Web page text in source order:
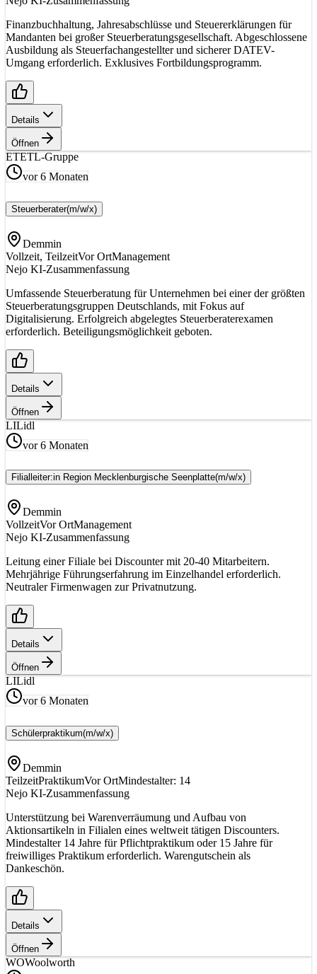
Finanzbuchhaltung, Jahresabschlüsse und Steuererklärungen für
Mandanten bei großer Steuerberatungsgesellschaft. Abgeschlossene
Ausbildung als Steuerfachangestellter und sicherer DATEV-
Umgang erforderlich. Exklusives Fortbildungsprogramm.
Details
Öffnen
ETETL-Gruppe
vor 6 Monaten
Steuerberater(m/w/x)
Demmin
Vollzeit, TeilzeitVor OrtManagement
Nejo KI-Zusammenfassung
Umfassende Steuerberatung für Unternehmen bei einer der größten
Steuerberatungsgruppen Deutschlands, mit Fokus auf
Digitalisierung. Erfolgreich abgelegtes Steuerberaterexamen
erforderlich. Beteiligungsmöglichkeit geboten.
Details
Öffnen
LILidl
vor 6 Monaten
Filialleiter:in Region Mecklenburgische Seenplatte(m/w/x)
Demmin
VollzeitVor OrtManagement
Nejo KI-Zusammenfassung
Leitung einer Filiale bei Discounter mit 20-40 Mitarbeitern.
Mehrjährige Führungserfahrung im Einzelhandel erforderlich.
Neutraler Firmenwagen zur Privatnutzung.
Details
Öffnen
LILidl
vor 6 Monaten
Schülerpraktikum(m/w/x)
Demmin
TeilzeitPraktikumVor OrtMindestalter: 14
Nejo KI-Zusammenfassung
Unterstützung bei Warenverräumung und Aufbau von
Aktionsartikeln in Filialen eines weltweit tätigen Discounters.
Mindestalter 14 Jahre für Pflichtpraktikum oder 15 Jahre für
freiwilliges Praktikum erforderlich. Warengutschein als
Dankeschön.
Details
Öffnen
WOWoolworth